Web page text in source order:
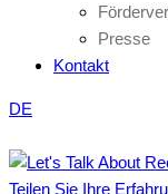
Presse
Kontakt
DE
Teilen Sie Ihre